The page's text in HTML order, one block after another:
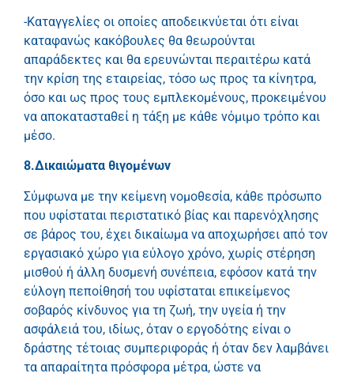
-Καταγγελίες οι οποίες αποδεικνύεται ότι είναι
καταφανώς κακόβουλες θα θεωρούνται
απαράδεκτες και θα ερευνώνται περαιτέρω κατά
την κρίση της εταιρείας, τόσο ως προς τα κίνητρα,
όσο και ως προς τους εμπλεκομένους, προκειμένου
να αποκατασταθεί η τάξη με κάθε νόμιμο τρόπο και
μέσο.
8.Δικαιώματα θιγομένων
Σύμφωνα με την κείμενη νομοθεσία, κάθε πρόσωπο
που υφίσταται περιστατικό βίας και παρενόχλησης
σε βάρος του, έχει δικαίωμα να αποχωρήσει από τον
εργασιακό χώρο για εύλογο χρόνο, χωρίς στέρηση
μισθού ή άλλη δυσμενή συνέπεια, εφόσον κατά την
εύλογη πεποίθησή του υφίσταται επικείμενος
σοβαρός κίνδυνος για τη ζωή, την υγεία ή την
ασφάλειά του, ιδίως, όταν ο εργοδότης είναι ο
δράστης τέτοιας συμπεριφοράς ή όταν δεν λαμβάνει
τα απαραίτητα πρόσφορα μέτρα, ώστε να